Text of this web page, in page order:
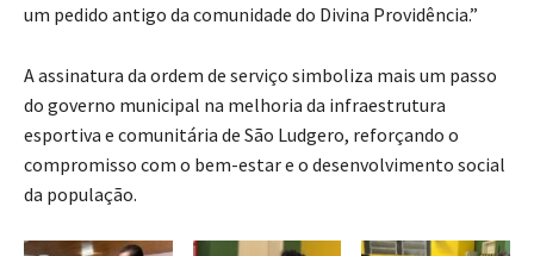
um pedido antigo da comunidade do Divina Providência.”
A assinatura da ordem de serviço simboliza mais um passo
do governo municipal na melhoria da infraestrutura
esportiva e comunitária de São Ludgero, reforçando o
compromisso com o bem-estar e o desenvolvimento social
da população.